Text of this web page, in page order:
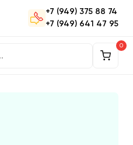
+7 (949) 375 88 74
+7 (949) 641 47 95
0